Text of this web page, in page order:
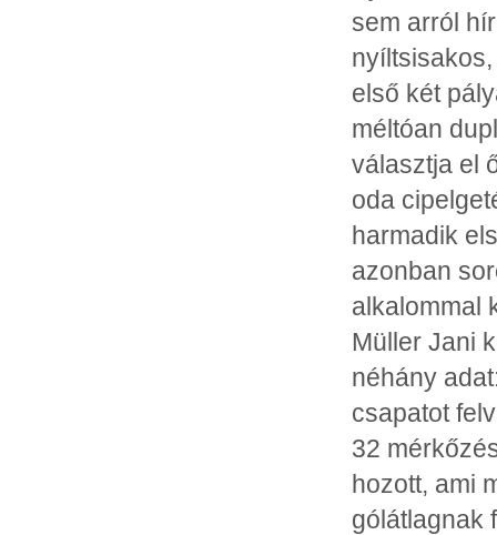
sem arról
első két
méltóan
választja el
oda
harmadik
azonban
alkalommal
Müller Jani
néhány
csapatot
32
hozott, ami
gólátlagnak